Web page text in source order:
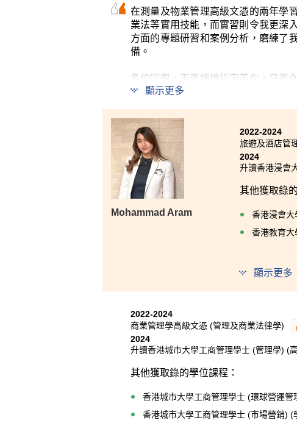
在測量及物業管理高級文憑的兩年學
業法等實用技能，而實習則令我更深
方面的專題研習和案例分析，磨練了
備。
各位同學，不要讓挫折定義你。只要
往大學之路的踏腳石。在此衷心感謝
顯示更多
Mohammad Aram
2022-2024
旅遊及酒店管
2024
升讀香港浸會
其他獲取錄
香港浸會
香港教育大
我衷心感謝
兩年，我有
趣。我相
顯示更多
2022-2024
商業管理學高級文憑 (管理及商業法律學)
2024
升讀香港城市大學工商管理學士 (管理學) (
其他獲取錄的學位課程：
香港城市大學工商管理學士 (環球營運管
香港城市大學工商管理學士 (市場營銷) (